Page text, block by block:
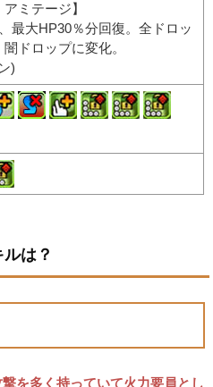
アミテージ】
最大HP30％分回復。全ドロッ
ドロップに変化。
)
は？
を多く持っていて火力要員とし